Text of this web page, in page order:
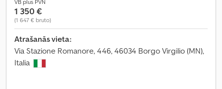
VB plus PVN
1 350 €
(1 647 € bruto)
Atrašanās vieta:
Via Stazione Romanore, 446, 46034 Borgo Virgilio (MN),
Italia